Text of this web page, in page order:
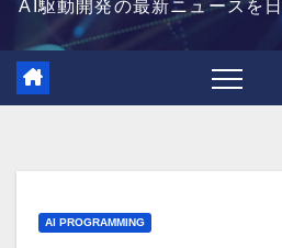
AI駆動開発の最新ニュースを
AI PROGRAMMING